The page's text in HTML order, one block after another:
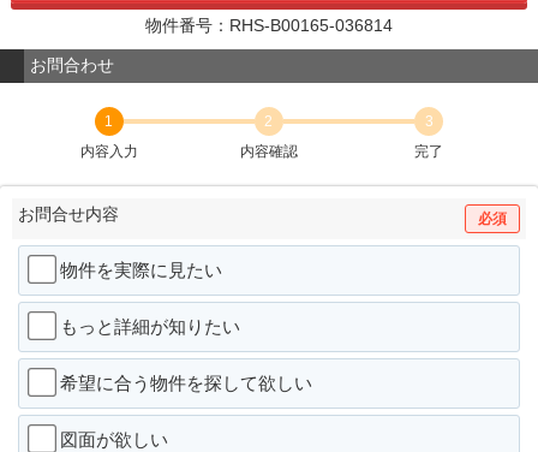
物件番号：RHS-B00165-036814
お問合わせ
1
内容入力
2
内容確認
3
完了
お問合せ内容 必須
物件を実際に見たい
もっと詳細が知りたい
希望に合う物件を探して欲しい
図面が欲しい